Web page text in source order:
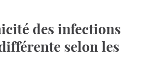
des infections
selon les